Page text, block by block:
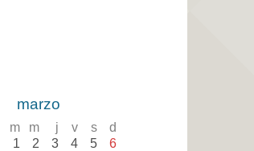
marzo
m m j v s d
1 2 3 4 5 6